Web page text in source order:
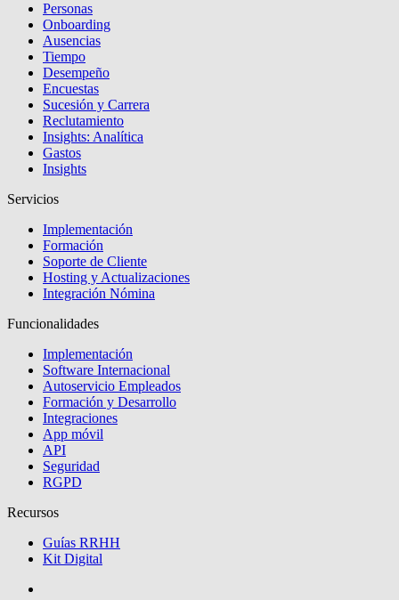
Personas
Onboarding
Ausencias
Tiempo
Desempeño
Encuestas
Sucesión y Carrera
Reclutamiento
Insights: Analítica
Gastos
Insights
Servicios
Implementación
Formación
Soporte de Cliente
Hosting y Actualizaciones
Integración Nómina
Funcionalidades
Implementación
Software Internacional
Autoservicio Empleados
Formación y Desarrollo
Integraciones
App móvil
API
Seguridad
RGPD
Recursos
Guías RRHH
Kit Digital